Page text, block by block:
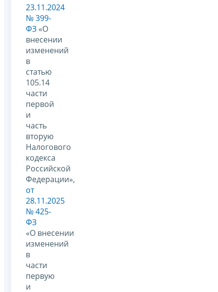
23.11.2024
№ 399-
ФЗ «О
внесении
изменений
в
статью
105.14
части
первой
и
часть
вторую
Налогового
кодекса
Российской
Федерации»,
от
28.11.2025
№ 425-
ФЗ
«О внесении
изменений
в
части
первую
и